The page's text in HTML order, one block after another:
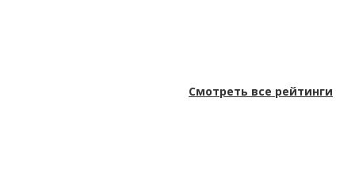
Смотреть все рейтинги